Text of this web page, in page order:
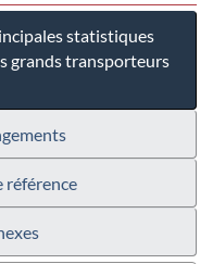
statistiques
grands transporteurs
référence